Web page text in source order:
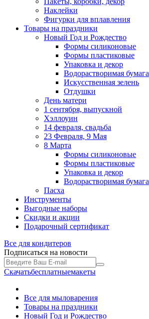
Наклейки
Фигурки для вплавления
Товары на праздники
Новый Год и Рождество
Формы силиконовые
Формы пластиковые
Упаковка и декор
Водорастворимая бумага
Искусственная зелень
Отдушки
День матери
1 сентября, выпускной
Хэллоуин
14 февраля, свадьба
23 Февраля, 9 Мая
8 Марта
Формы силиконовые
Формы пластиковые
Упаковка и декор
Водорастворимая бумага
Пасха
Инструменты
Выгодные наборы
Скидки и акции
Подарочный сертификат
Все для кондитеров
Подписаться на новости
Скачатьбесплатныемакеты
Все для мыловарения
Товары на праздники
Новый Год и Рождество